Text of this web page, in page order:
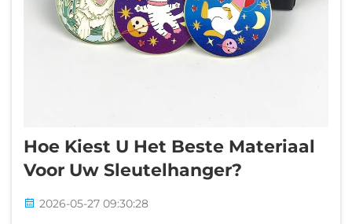
Hoe Kiest U Het Beste Materiaal
Voor Uw Sleutelhanger?
2026-05-27 09:30:28